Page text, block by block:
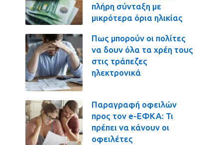
πλήρη σύνταξη με
μικρότερα όρια ηλικίας
Πως μπορούν οι πολίτες
να δουν όλα τα χρέη τους
στις τράπεζες
ηλεκτρονικά
Παραγραφή οφειλών
προς τον e-ΕΦΚΑ: Τι
πρέπει να κάνουν οι
οφειλέτες